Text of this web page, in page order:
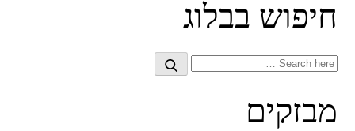
חיפוש בבלוג
Search
Search
מבזקים